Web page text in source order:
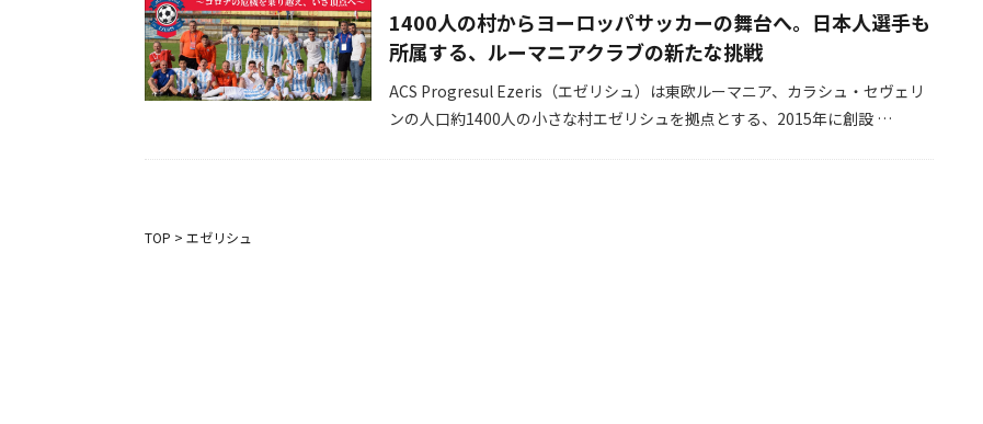
1400人の村からヨーロッパサッカーの舞台へ。日本人選手も
所属する、ルーマニアクラブの新たな挑戦
ACS Progresul Ezeris（エゼリシュ）は東欧ルーマニア、カラシュ・セヴェリ
ンの人口約1400人の小さな村エゼリシュを拠点とする、2015年に創設 …
TOP > エゼリシュ